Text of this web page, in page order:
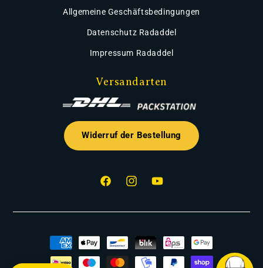
Allgemeine Geschäftsbedingungen
Datenschutz Radaddel
Impressum Radaddel
Versandarten
Widerruf der Bestellung
FacebookInstagramYouTube
Zahlungsmethoden